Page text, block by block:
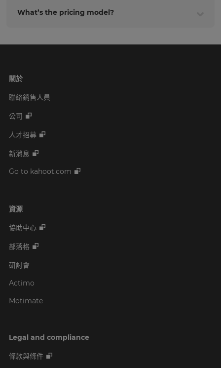
What’s the pricing model?
關於
聯絡銷售人員
公司
人才招募
新消息
Go to kahoot.com
資源
協助中心
部落格
研討會
Actimo
Motimate
Legal and compliance
條款與條件